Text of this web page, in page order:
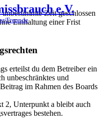
e.V.
Freunde
Zeit geschlossen
Einhaltung einer Frist
erteilst du dem Betreiber ein
unbeschränktes und
im Rahmen des Boards
2, Unterpunkt a bleibt auch
bestehen.